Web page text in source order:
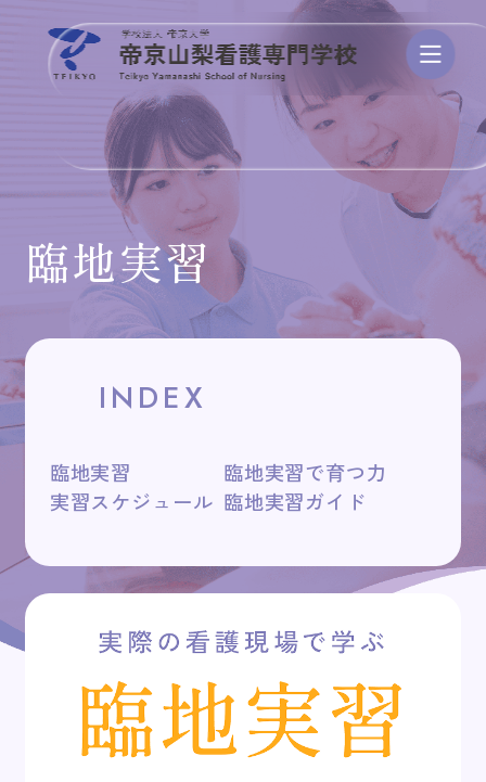
学校案内
学び・カリキュラム
アクセス
臨地実習
INDEX
臨地実習
臨地実習で育つ力
実習スケジュール 臨地実習ガイド